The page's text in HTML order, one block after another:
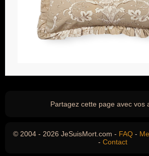
Partagez cette page avec vos
© 2004 - 2026 JeSuisMort.com - FAQ -
- Contact